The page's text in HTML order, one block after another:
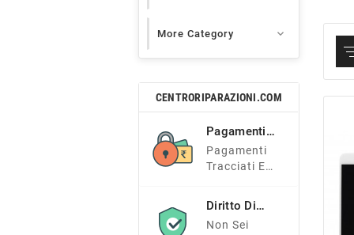
More Category 
CENTRORIPARAZIONI.COM
Pagamenti
Sicuri
Pagamenti
Tracciati E
Diritto Di
Recesso
Non Sei